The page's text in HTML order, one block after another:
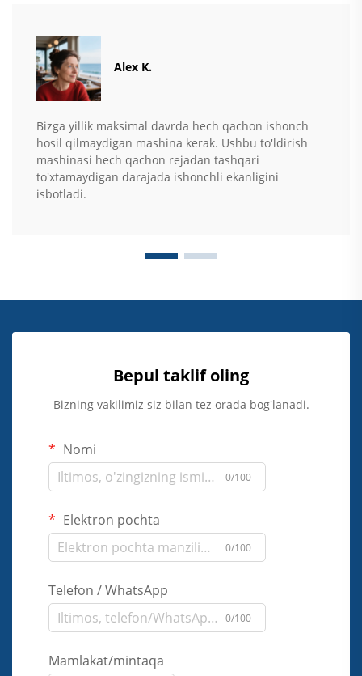
Alex K.
Bizga yillik maksimal davrda hech qachon ishonch
hosil qilmaydigan mashina kerak. Ushbu to'ldirish
mashinasi hech qachon rejadan tashqari
to'xtamaydigan darajada ishonchli ekanligini
isbotladi.
Bepul taklif oling
Bizning vakilimiz siz bilan tez orada bog'lanadi.
Nomi
0/100
Elektron pochta
0/100
Telefon / WhatsApp
0/100
Mamlakat/mintaqa